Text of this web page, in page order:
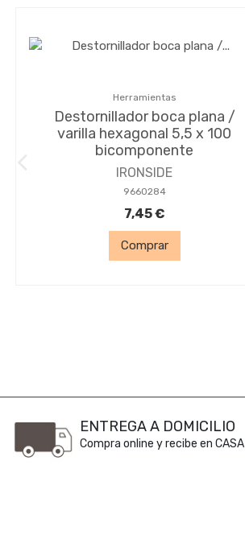
Herramientas
Destornillador boca plana /
varilla hexagonal 5,5 x 100
bicomponente
IRONSIDE
9660284
7,45 €
Comprar
ENTREGA A DOMICILIO
Compra online y recibe en CASA